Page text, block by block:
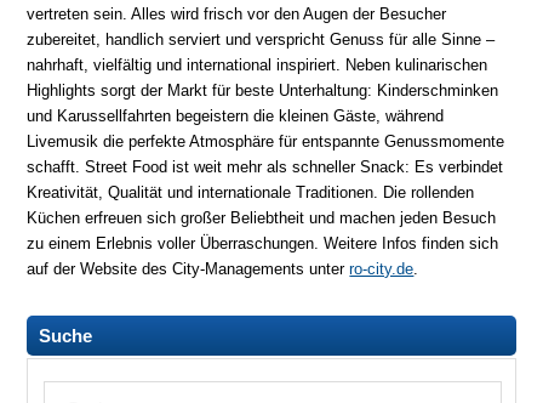
vertreten sein. Alles wird frisch vor den Augen der Besucher
zubereitet, handlich serviert und verspricht Genuss für alle Sinne –
nahrhaft, vielfältig und international inspiriert. Neben kulinarischen
Highlights sorgt der Markt für beste Unterhaltung: Kinderschminken
und Karussellfahrten begeistern die kleinen Gäste, während
Livemusik die perfekte Atmosphäre für entspannte Genussmomente
schafft. Street Food ist weit mehr als schneller Snack: Es verbindet
Kreativität, Qualität und internationale Traditionen. Die rollenden
Küchen erfreuen sich großer Beliebtheit und machen jeden Besuch
zu einem Erlebnis voller Überraschungen. Weitere Infos finden sich
auf der Website des City-Managements unterro-city.de.
Suche